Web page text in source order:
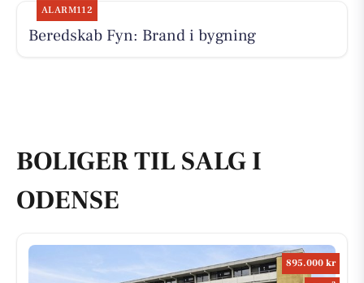
ALARM112
Beredskab Fyn: Brand i bygning
BOLIGER TIL SALG I
ODENSE
895.000 kr